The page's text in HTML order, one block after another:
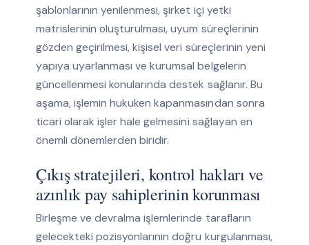
şablonlarının yenilenmesi, şirket içi yetki
matrislerinin oluşturulması, uyum süreçlerinin
gözden geçirilmesi, kişisel veri süreçlerinin yeni
yapıya uyarlanması ve kurumsal belgelerin
güncellenmesi konularında destek sağlanır. Bu
aşama, işlemin hukuken kapanmasından sonra
ticari olarak işler hale gelmesini sağlayan en
önemli dönemlerden biridir.
Çıkış stratejileri, kontrol hakları ve
azınlık pay sahiplerinin korunması
Birleşme ve devralma işlemlerinde tarafların
gelecekteki pozisyonlarının doğru kurgulanması,